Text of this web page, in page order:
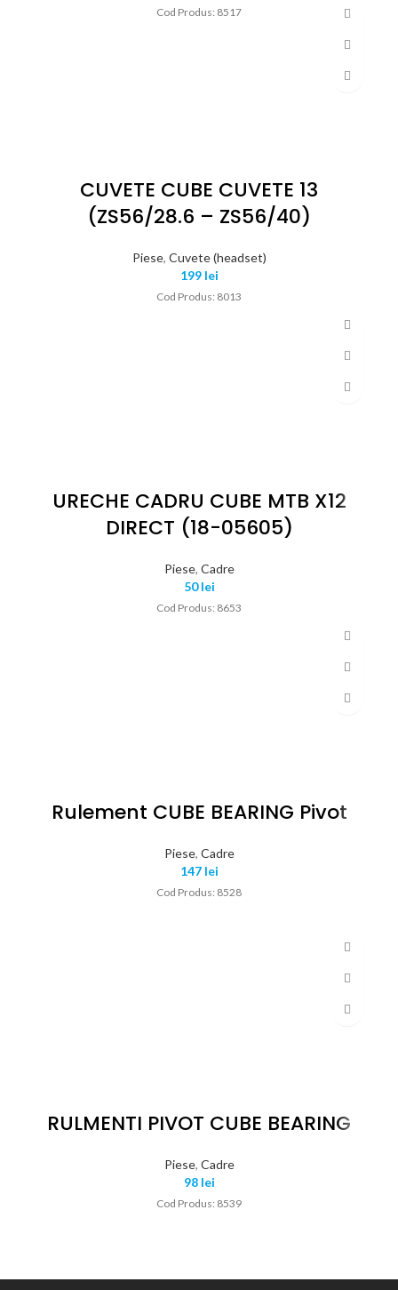
Cod Produs: 8517
CUVETE CUBE CUVETE 13
(ZS56/28.6 – ZS56/40)
Piese, Cuvete (headset)
199 lei
Cod Produs: 8013
URECHE CADRU CUBE MTB X12
DIRECT (18-05605)
Piese, Cadre
50lei
Cod Produs: 8653
Rulement CUBE BEARING Pivot
Piese, Cadre
147 lei
Cod Produs: 8528
RULMENTI PIVOT CUBE BEARING
Piese, Cadre
98 lei
Cod Produs: 8539